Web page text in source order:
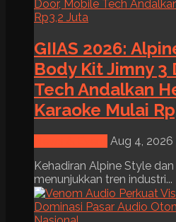
GIIAS 2026:
Body Kit Jimny 3
Tech Andalkan
Karaoke Mulai
Aug 4, 2026
Kehadiran Alpine Style
menunjukkan tren industri...